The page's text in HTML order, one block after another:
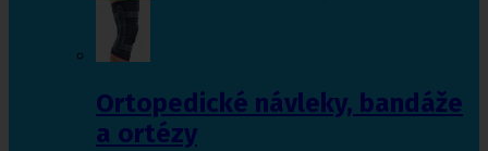
Ortopedické návleky, bandáže
a ortézy